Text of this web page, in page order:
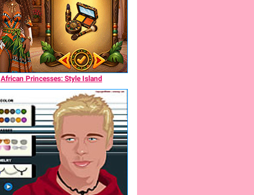
African Princesses: Style Island